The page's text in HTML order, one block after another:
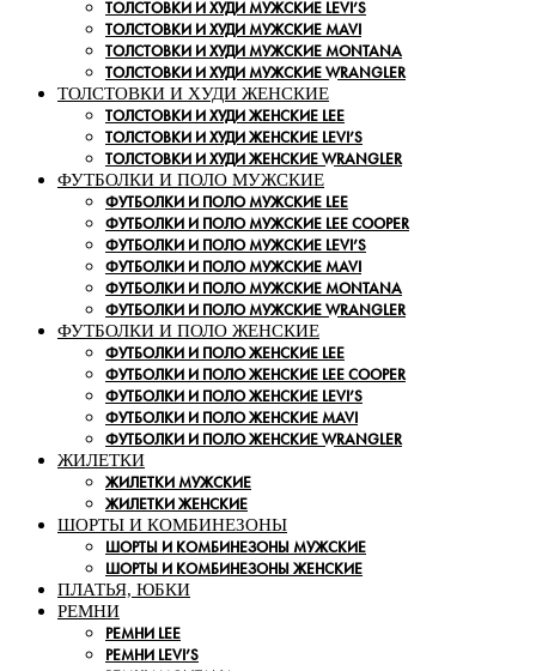
ТОЛСТОВКИ И ХУДИ МУЖСКИЕ LEVI’S
ТОЛСТОВКИ И ХУДИ МУЖСКИЕ MAVI
ТОЛСТОВКИ И ХУДИ МУЖСКИЕ MONTANA
ТОЛСТОВКИ И ХУДИ МУЖСКИЕ WRANGLER
ТОЛСТОВКИ И ХУДИ ЖЕНСКИЕ
ТОЛСТОВКИ И ХУДИ ЖЕНСКИЕ LEE
ТОЛСТОВКИ И ХУДИ ЖЕНСКИЕ LEVI’S
ТОЛСТОВКИ И ХУДИ ЖЕНСКИЕ WRANGLER
ФУТБОЛКИ И ПОЛО МУЖСКИЕ
ФУТБОЛКИ И ПОЛО МУЖСКИЕ LEE
ФУТБОЛКИ И ПОЛО МУЖСКИЕ LEE COOPER
ФУТБОЛКИ И ПОЛО МУЖСКИЕ LEVI’S
ФУТБОЛКИ И ПОЛО МУЖСКИЕ MAVI
ФУТБОЛКИ И ПОЛО МУЖСКИЕ MONTANA
ФУТБОЛКИ И ПОЛО МУЖСКИЕ WRANGLER
ФУТБОЛКИ И ПОЛО ЖЕНСКИЕ
ФУТБОЛКИ И ПОЛО ЖЕНСКИЕ LEE
ФУТБОЛКИ И ПОЛО ЖЕНСКИЕ LEE COOPER
ФУТБОЛКИ И ПОЛО ЖЕНСКИЕ LEVI’S
ФУТБОЛКИ И ПОЛО ЖЕНСКИЕ MAVI
ФУТБОЛКИ И ПОЛО ЖЕНСКИЕ WRANGLER
ЖИЛЕТКИ
ЖИЛЕТКИ МУЖСКИЕ
ЖИЛЕТКИ ЖЕНСКИЕ
ШОРТЫ И КОМБИНЕЗОНЫ
ШОРТЫ И КОМБИНЕЗОНЫ МУЖСКИЕ
ШОРТЫ И КОМБИНЕЗОНЫ ЖЕНСКИЕ
ПЛАТЬЯ, ЮБКИ
РЕМНИ
РЕМНИ LEE
РЕМНИ LEVI’S